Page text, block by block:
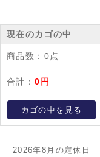
現在のカゴの中
商品数： 0点
合計：0円
カゴの中を見る
2026年8月の定休日